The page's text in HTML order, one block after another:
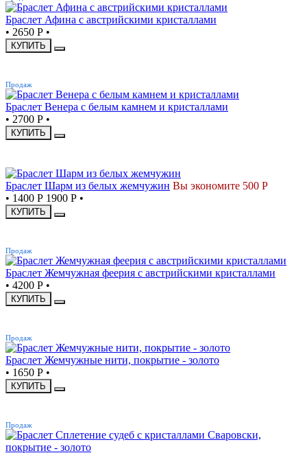
Браслет Афина с австрийскими кристаллами
• 2650 Р •
КУПИТЬ
Продаж
Браслет Венера с белым камнем и кристаллами
• 2700 Р •
КУПИТЬ
Браслет Шарм из белых жемчужин Вы экономите 500 Р
• 1400 Р 1900 Р •
КУПИТЬ
Продаж
Браслет Жемчужная феерия с австрийскими кристаллами
• 4200 Р •
КУПИТЬ
Продаж
Браслет Жемчужные нити, покрытие - золото
• 1650 Р •
КУПИТЬ
Продаж